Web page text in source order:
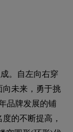
。自左向右穿
向未来，勇于挑
品牌发展的铺
的不断提高，